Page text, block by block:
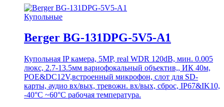
Купольные
Berger BG-131DPG-5V5-A1
Купольная IP камера, 5MP, real WDR 120dB, мин. 0.005
люкс, 2.7-13.5мм вариофокальный объектив,, ИК 40м,
POE&DC12V,встроенный микрофон, слот для SD-
карты, аудио вх/вых, тревожн. вх/вых, сброс, IP67&IK10,
-40°C ~60°C рабочая температура.